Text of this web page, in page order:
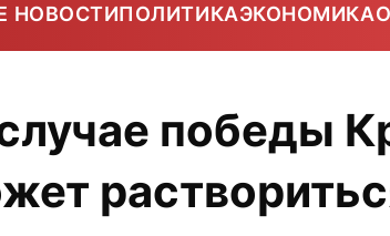
НОВОСТИПОЛИТИКАЭКОНОМИКА
победы